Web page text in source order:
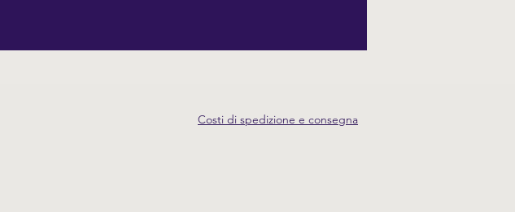
Costi di spedizione e consegna